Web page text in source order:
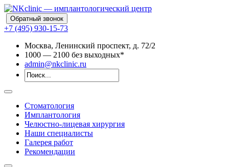
Обратный звонок
+7 (495) 930-15-73
Москва, Ленинский проспект, д. 72/2
1000 — 2100 без выходных*
admin@nkclinic.ru
Стоматология
Имплантология
Челюстно-лицевая хирургия
Наши специалисты
Галерея работ
Рекомендации